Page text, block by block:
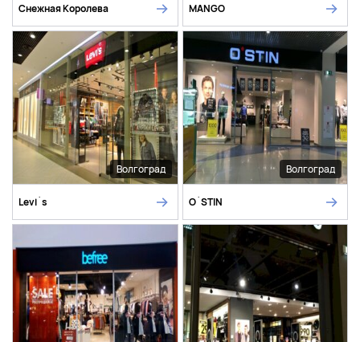
Снежная Королева MANGO
Волгоград
Levi`s
Волгоград
O`STIN